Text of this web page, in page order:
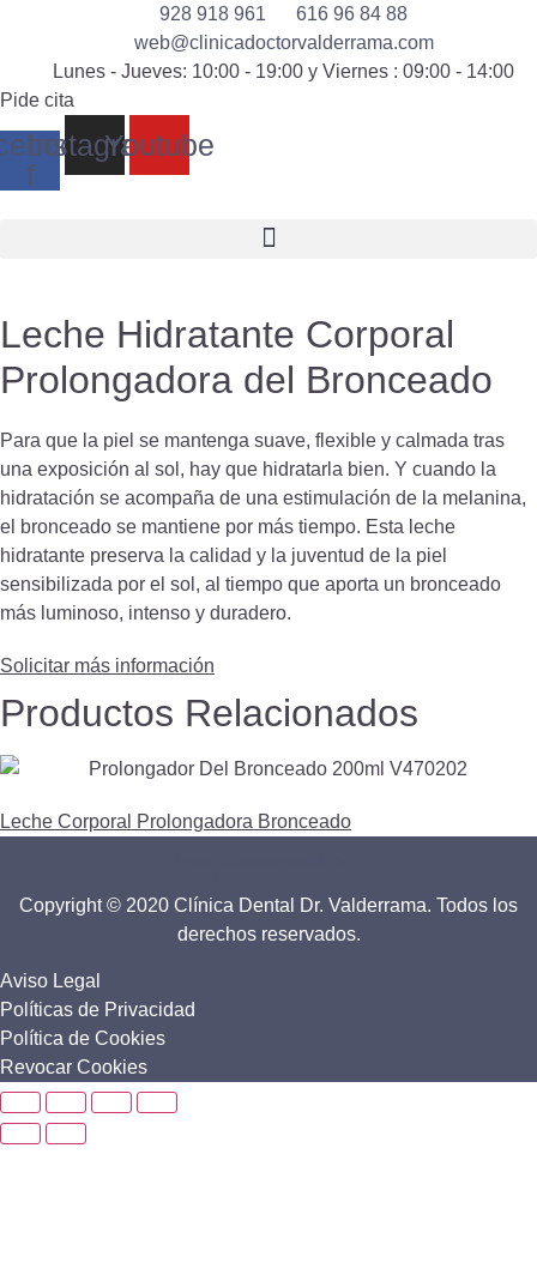
928 918 961
616 96 84 88
web@clinicadoctorvalderrama.com
Lunes - Jueves: 10:00 - 19:00 y Viernes : 09:00 - 14:00
Pide cita
f
Instagram
Youtube
Leche Hidratante Corporal
Prolongadora del Bronceado
Para que la piel se mantenga suave, flexible y calmada tras
una exposición al sol, hay que hidratarla bien. Y cuando la
hidratación se acompaña de una estimulación de la melanina,
el bronceado se mantiene por más tiempo. Esta leche
hidratante preserva la calidad y la juventud de la piel
sensibilizada por el sol, al tiempo que aporta un bronceado
más luminoso, intenso y duradero.
Solicitar más información
Productos Relacionados
Leche Corporal Prolongadora Bronceado
Copyright © 2020 Clínica Dental Dr. Valderrama. Todos los
derechos reservados.
Aviso Legal
Políticas de Privacidad
Política de Cookies
Revocar Cookies